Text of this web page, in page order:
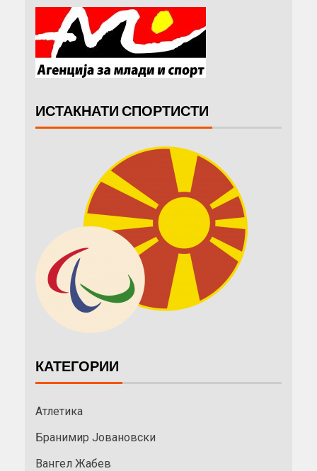
ИСТАКНАТИ СПОРТИСТИ
КАТЕГОРИИ
Атлетика
Бранимир Јовановски
Вангел Жабев